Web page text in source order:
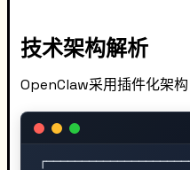
技术架构解析
OpenClaw采用插件化架构